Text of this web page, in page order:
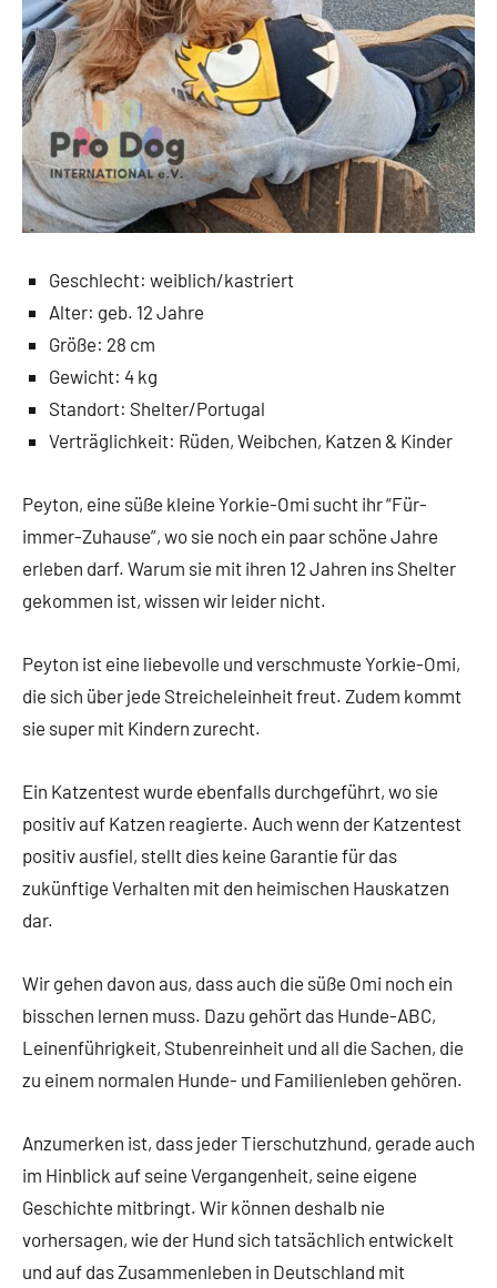
Geschlecht: weiblich/kastriert
Alter: geb. 12 Jahre
Größe: 28 cm
Gewicht: 4 kg
Standort: Shelter/Portugal
Verträglichkeit: Rüden, Weibchen, Katzen & Kinder
Peyton, eine süße kleine Yorkie-Omi sucht ihr “Für-
immer-Zuhause”, wo sie noch ein paar schöne Jahre
erleben darf. Warum sie mit ihren 12 Jahren ins Shelter
gekommen ist, wissen wir leider nicht.
Peyton ist eine liebevolle und verschmuste Yorkie-Omi,
die sich über jede Streicheleinheit freut. Zudem kommt
sie super mit Kindern zurecht.
Ein Katzentest wurde ebenfalls durchgeführt, wo sie
positiv auf Katzen reagierte. Auch wenn der Katzentest
positiv ausfiel, stellt dies keine Garantie für das
zukünftige Verhalten mit den heimischen Hauskatzen
dar.
Wir gehen davon aus, dass auch die süße Omi noch ein
bisschen lernen muss. Dazu gehört das Hunde-ABC,
Leinenführigkeit, Stubenreinheit und all die Sachen, die
zu einem normalen Hunde- und Familienleben gehören.
Anzumerken ist, dass jeder Tierschutzhund, gerade auch
im Hinblick auf seine Vergangenheit, seine eigene
Geschichte mitbringt. Wir können deshalb nie
vorhersagen, wie der Hund sich tatsächlich entwickelt
und auf das Zusammenleben in Deutschland mit